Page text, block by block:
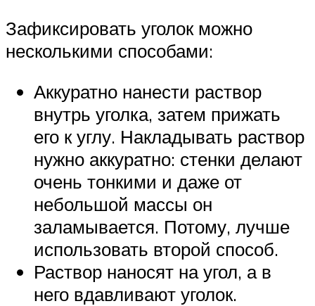
Зафиксировать уголок можно
несколькими способами:
Аккуратно нанести раствор
внутрь уголка, затем прижать
его к углу. Накладывать раствор
нужно аккуратно: стенки делают
очень тонкими и даже от
небольшой массы он
заламывается. Потому, лучше
использовать второй способ.
Раствор наносят на угол, а в
него вдавливают уголок.